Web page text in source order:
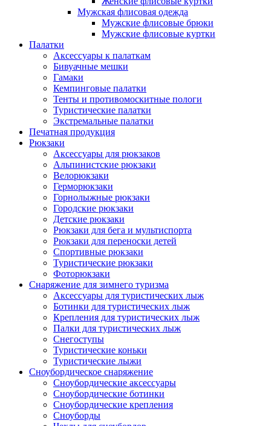
Мужская флисовая одежда
Мужские флисовые брюки
Мужские флисовые куртки
Палатки
Аксессуары к палаткам
Бивуачные мешки
Гамаки
Кемпинговые палатки
Тенты и противомоскитные пологи
Туристические палатки
Экстремальные палатки
Печатная продукция
Рюкзаки
Аксессуары для рюкзаков
Альпинистские рюкзаки
Велорюкзаки
Герморюкзаки
Горнолыжные рюкзаки
Городские рюкзаки
Детские рюкзаки
Рюкзаки для бега и мультиспорта
Рюкзаки для переноски детей
Спортивные рюкзаки
Туристические рюкзаки
Фоторюкзаки
Снаряжение для зимнего туризма
Аксессуары для туристических лыж
Ботинки для туристических лыж
Крепления для туристических лыж
Палки для туристических лыж
Снегоступы
Туристические коньки
Туристические лыжи
Сноубордическое снаряжение
Сноубордические аксессуары
Сноубордические ботинки
Сноубордические крепления
Сноуборды